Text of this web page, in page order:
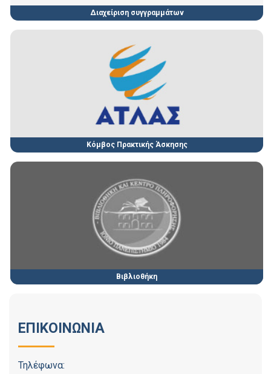
Διαχείριση συγγραμμάτων
Κόμβος Πρακτικής Άσκησης
Βιβλιοθήκη
ΕΠΙΚΟΙΝΩΝΙΑ
Τηλέφωνα: